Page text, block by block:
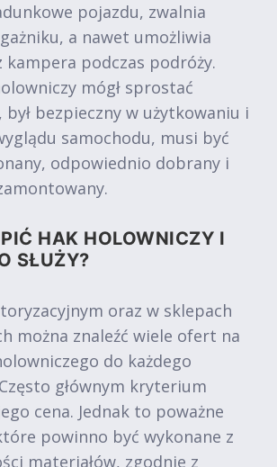
pojazdu, zwalnia
a nawet umożliwia
kampera podczas podróży.
mógł sprostać
był bezpieczny w użytkowaniu i
samochodu, musi być
odpowiednio dobrany i
HAK HOLOWNICZY I
SŁUŻY?
oraz w sklepach
można znaleźć wiele ofert na
do każdego
głównym kryterium
cena. Jednak to poważne
powinno być wykonane z
materiałów, zgodnie z